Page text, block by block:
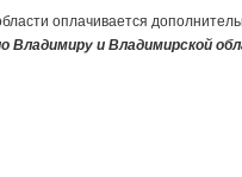
оплачивается
Владимиру и Владимирской